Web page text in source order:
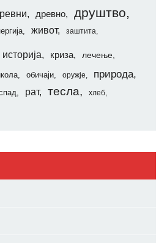
древно друштво
живот заштита
историја криза лечење
обичаји оружје природа
рат тесла хлеб